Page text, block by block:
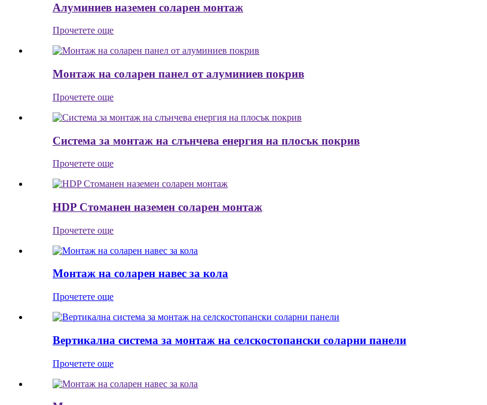
Алуминиев наземен соларен монтаж
Прочетете още
Монтаж на соларен панел от алуминиев покрив
Прочетете още
Система за монтаж на слънчева енергия на плосък покрив
Прочетете още
HDP Стоманен наземен соларен монтаж
Прочетете още
Монтаж на соларен навес за кола
Прочетете още
Вертикална система за монтаж на селскостопански соларни панели
Прочетете още